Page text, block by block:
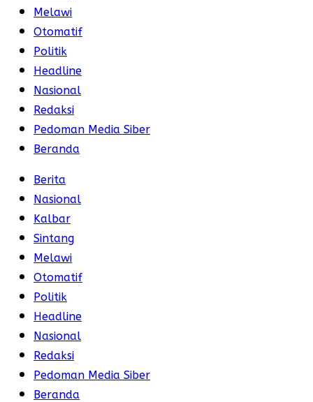
Melawi
Otomatif
Politik
Headline
Nasional
Redaksi
Pedoman Media Siber
Beranda
Berita
Nasional
Kalbar
Sintang
Melawi
Otomatif
Politik
Headline
Nasional
Redaksi
Pedoman Media Siber
Beranda